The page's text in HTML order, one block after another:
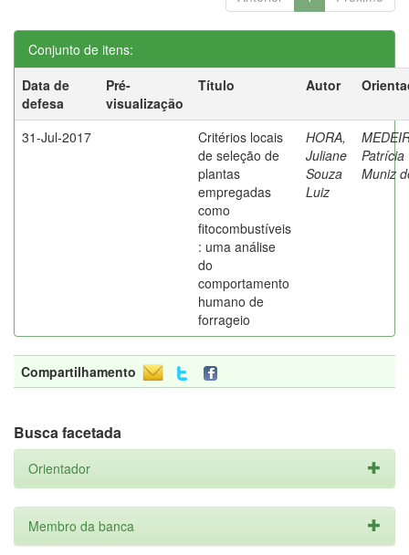
Conjunto de itens:
Data de
defesa
Pré-
visualização
Título Autor
31-Jul-2017
Critérios locais
de seleção de
plantas
empregadas
como
fitocombustíveis
: uma análise
do
comportamento
humano de
forrageio
HORA,
Juliane
Souza
Luiz
Patrícia
Muniz
Compartilhamento
Busca facetada
Orientador
Membro da banca